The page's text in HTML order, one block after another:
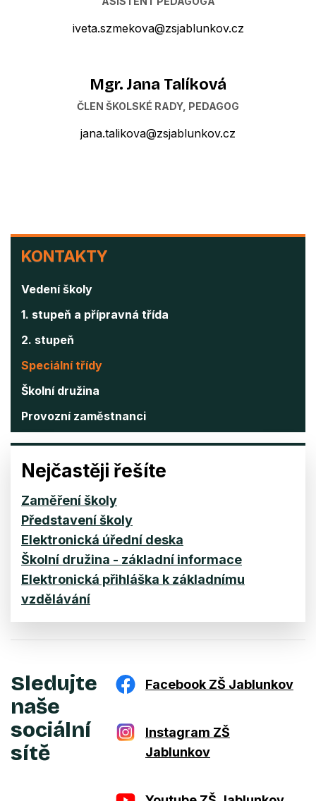
KONTAKTY
KONTAKTY
Vedení školy
1. stupeň a přípravná třída
2. stupeň
Speciální třídy
Školní družina
Provozní zaměstnanci
Nejčastěji řešíte
Zaměření školy
Představení školy
Elektronická úřední deska
Školní družina - základní informace
Elektronická přihláška k základnímu
vzdělávání
iveta.szmekova@zsjablunkov.cz
Mgr. Jana Talíková
ČLEN ŠKOLSKÉ RADY, PEDAGOG
jana.talikova@zsjablunkov.cz
Sledujte
naše
sociální
sítě
Facebook ZŠ Jablunkov
Instagram ZŠ
Jablunkov